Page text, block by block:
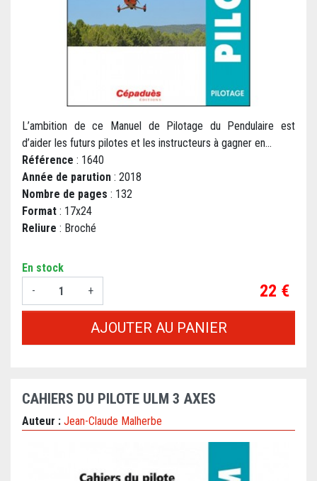
L’ambition de ce Manuel de Pilotage du Pendulaire est
d’aider les futurs pilotes et les instructeurs à gagner en...
Référence : 1640
Année de parution : 2018
Nombre de pages : 132
Format : 17x24
Reliure : Broché
En stock
-
+ Prix
22 €
AJOUTER AU PANIER
CAHIERS DU PILOTE ULM 3 AXES
Auteur : Jean-Claude Malherbe